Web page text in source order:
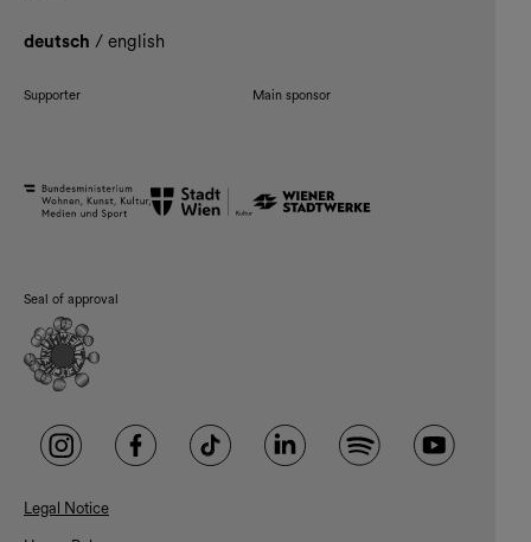
deutsch / english
Supporter Main sponsor
Seal of approval
Legal Notice